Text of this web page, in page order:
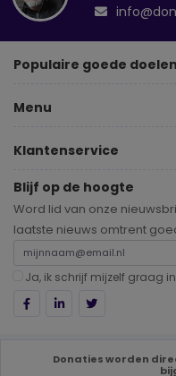
Donaties worden
Populaire goede doelen
Menu
Klantenservice
Blijf op de hoogte
Word lid van onze
laatste nieuws omtrent
Ja, ik schrijf mijzelf graag